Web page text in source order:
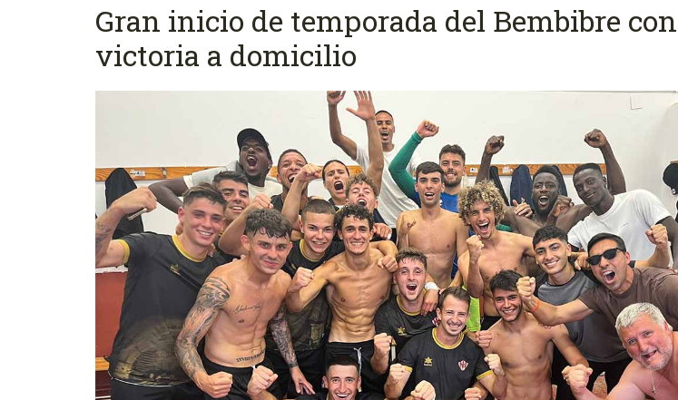
Gran inicio de temporada del Bembibre
victoria a domicilio